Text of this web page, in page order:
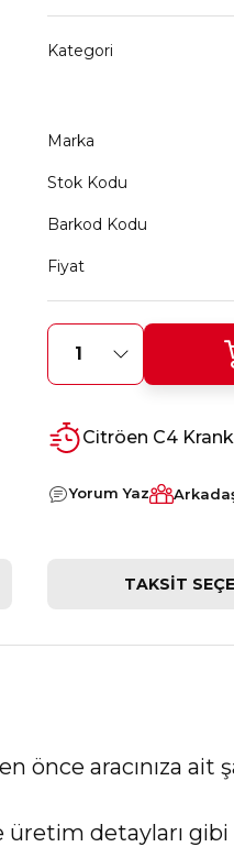
Kategori
Marka
Stok Kodu
Barkod Kodu
Fiyat
Citröen C4
Yorum Yaz
TAKSIT
aracınıza ait
üretim detayları